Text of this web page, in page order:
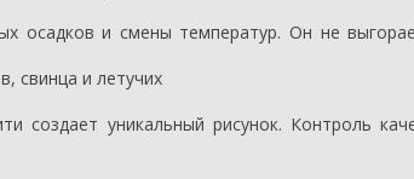
осадков и смены температур. Он не
свинца и летучих
создает уникальный рисунок. Контроль